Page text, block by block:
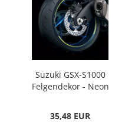
Suzuki GSX-S1000
Felgendekor - Neon
35,48 EUR